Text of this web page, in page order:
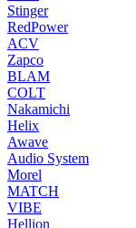
Stinger
RedPower
ACV
Zapco
BLAM
COLT
Nakamichi
Helix
Awave
Audio System
Morel
MATCH
VIBE
Hellion